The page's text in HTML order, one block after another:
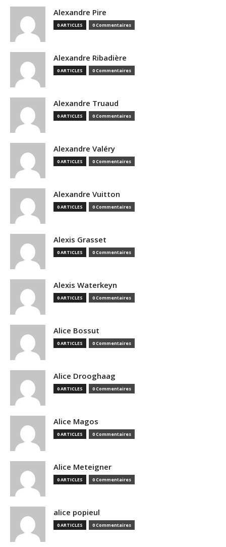
Alexandre Pire
0 ARTICLES 0 Commentaires
Alexandre Ribadière
0 ARTICLES 0 Commentaires
Alexandre Truaud
0 ARTICLES 0 Commentaires
Alexandre Valéry
0 ARTICLES 0 Commentaires
Alexandre Vuitton
0 ARTICLES 0 Commentaires
Alexis Grasset
0 ARTICLES 0 Commentaires
Alexis Waterkeyn
0 ARTICLES 0 Commentaires
Alice Bossut
0 ARTICLES 0 Commentaires
Alice Drooghaag
0 ARTICLES 0 Commentaires
Alice Magos
0 ARTICLES 0 Commentaires
Alice Meteigner
0 ARTICLES 0 Commentaires
alice popieul
0 ARTICLES 0 Commentaires